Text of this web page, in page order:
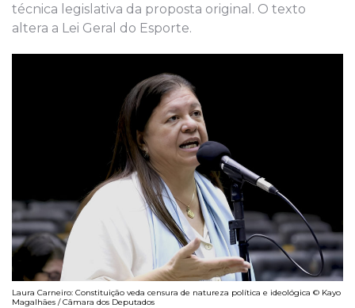
técnica legislativa da proposta original. O texto
altera a Lei Geral do Esporte.
Laura Carneiro: Constituição veda censura de natureza política e ideológica © Kayo
Magalhães / Câmara dos Deputados